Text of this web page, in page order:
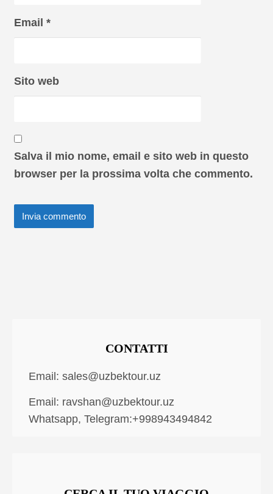
Email *
Sito web
Salva il mio nome, email e sito web in questo
browser per la prossima volta che commento.
CONTATTI
Email: sales@uzbektour.uz
Email: ravshan@uzbektour.uz
Whatsapp, Telegram:+998943494842